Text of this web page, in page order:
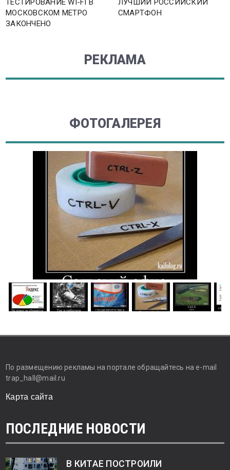
ТЕСТИРОВАНИЕ WI-FI В
МОСКОВСКОМ МЕТРО
ЗАКОНЧЕНО
ЛУЧШИЙ РОССИЙСКИЙ
СМАРТФОН
РЕКЛАМА
ФОТОГАЛЕРЕЯ
По размещению рекламы на портале обращайтесь на e-mail
trap_hall@mail.ru
Карта сайта
ПОСЛЕДНИЕ НОВОСТИ
В КИТАЕ ПОСТРОИЛИ